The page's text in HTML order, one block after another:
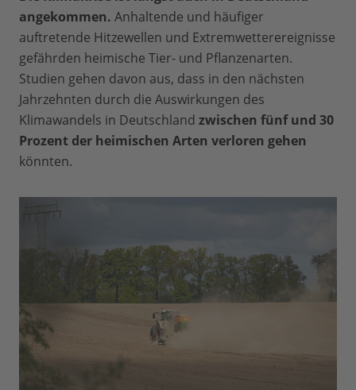
Ozeane versauern und Korallen
absterben. Bei einer Erwärmung von
mehr als 1,5 Grad werden 70 bis 90
Prozent der Korallen absterben, bei einer
Erwärmung von zwei Grad werden
praktisch alle Korallenriffe verloren sein.
Eine Tragödie für die Tierwelt und für
etwa eine halbe Milliarde Menschen sind
auf Fische aus Korallenriffen als
dramatische Folgen des Klimawandels.
auf sie hat die Klimakrise enorme
Auswirkungen: Anhaltende
Trockenperioden schwächen die Wälder
und machen sie anfälliger für Schädlinge.
Absterbende Bäume wiederum geben das
Kohlendioxid, das sie gespeichert haben,
ab – der Treibhauseffekt verstärkt sich
weiter, was einen unkontrollierten
damit drastische Klimaveränderungen
angekommen. Anhaltende und häufiger
auftretende Hitzewellen und Extremwetterereignisse
gefährden heimische Tier- und Pflanzenarten.
Studien gehen davon aus, dass in den nächsten
Jahrzehnten durch die Auswirkungen des
Klimawandels in Deutschland zwischen fünf und 30
Prozent der heimischen Arten verloren gehen
könnten.